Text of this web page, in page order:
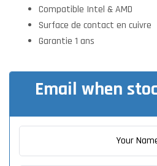
Compatible Intel & AMD
Surface de contact en cuivre
Garantie 1 ans
Email when